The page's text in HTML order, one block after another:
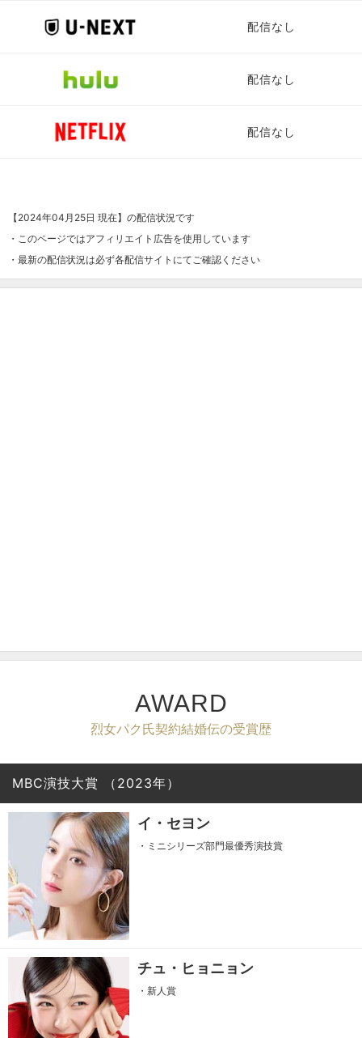
配信なし
配信なし
配信なし
【2024年04月25日 現在】の配信状況です
・このページではアフィリエイト広告を使用しています
・最新の配信状況は必ず各配信サイトにてご確認ください
AWARD
烈女パク氏契約結婚伝の受賞歴
MBC演技大賞 （2023年）
イ・セヨン
・ミニシリーズ部門最優秀演技賞
チュ・ヒョニョン
・新人賞